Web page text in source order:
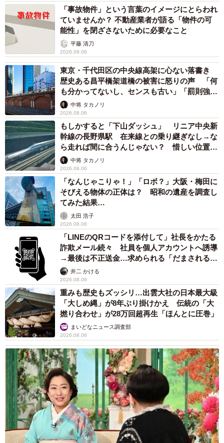
「事故物件」という言葉のイメージにとらわれ
ていませんか？ 不動産業者が語る「物件の可
能性」を閉ざさないために必要なこと
平藤 清刀
2026.08.06
東京・千代田区の中央線高架に心ない落書き
歴史ある昌平橋架道橋の被害に怒りの声 「何
も分かってないし、センスも古い」「罰則強化
して」中将 タカノリ
2026.08.06
もしかすると「下山ダッシュ」 リニア中央新
幹線の長野県駅 在来線との乗り継ぎなし→な
ら走れば間に合うんじゃない？ 惜しい位置関
係が反響
中将 タカノリ
2026.08.06
「なんじゃこりゃ！」「ロボ？」大阪・梅田に
そびえる物体の正体は？ 昭和の遺産を調査し
てみた結果…
太田 浩子
2026.08.06
「LINEのQRコードを添付して」社長をかたる
詐欺メール続々 社員を個人アカウントへ誘導
→最後は不正送金…求められる「だまされる前
提」の対策
井二 かける
2026.08.06
重みも歴史もズッシリ…出雲大社の日本最大級
「大しめ縄」が8年ぶり掛けかえ 伝統の「大
撚り合わせ」が28万回超再生「ほんとに圧巻」
まいどなニュース調査部
2026.08.06